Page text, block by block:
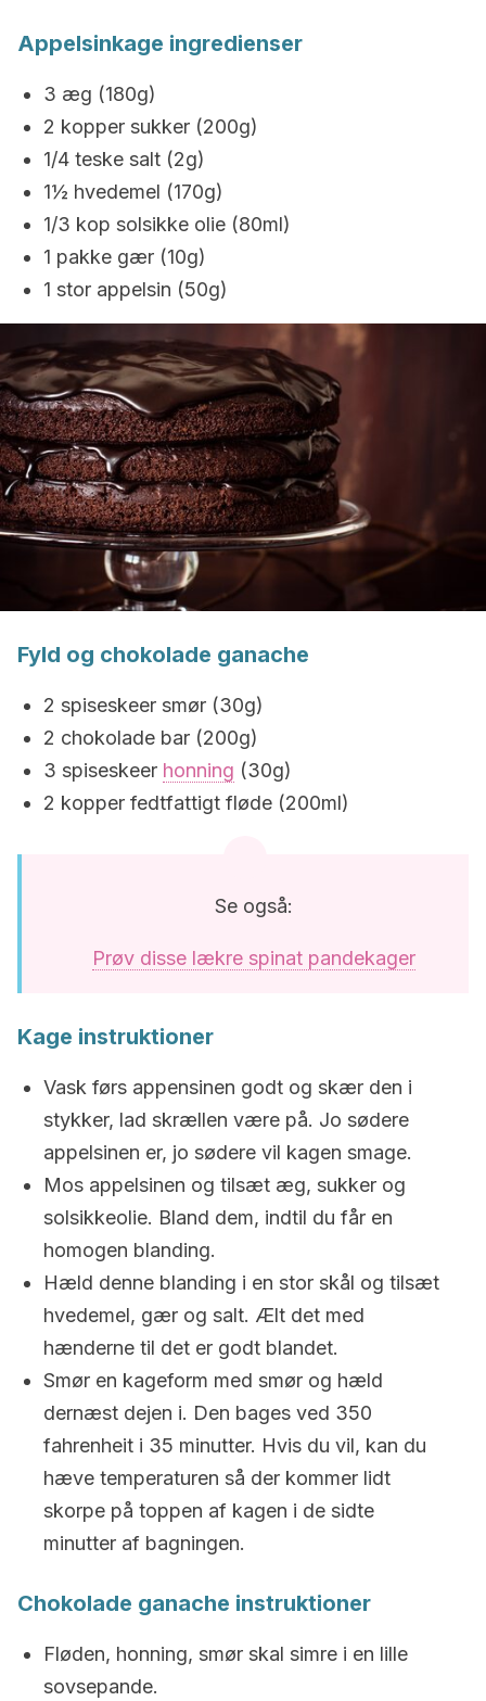
Appelsinkage ingredienser
3 æg (180g)
2 kopper sukker (200g)
1/4 teske salt (2g)
1½ hvedemel (170g)
1/3 kop solsikke olie (80ml)
1 pakke gær (10g)
1 stor appelsin (50g)
Fyld og chokolade ganache
2 spiseskeer smør (30g)
2 chokolade bar (200g)
3 spiseskeer honning (30g)
2 kopper fedtfattigt fløde (200ml)
Se også:
Prøv disse lækre spinat pandekager
Kage instruktioner
Vask førs appensinen godt og skær den i
stykker, lad skrællen være på. Jo sødere
appelsinen er, jo sødere vil kagen smage.
Mos appelsinen og tilsæt æg, sukker og
solsikkeolie. Bland dem, indtil du får en
homogen blanding.
Hæld denne blanding i en stor skål og tilsæt
hvedemel, gær og salt. Ælt det med
hænderne til det er godt blandet.
Smør en kageform med smør og hæld
dernæst dejen i. Den bages ved 350
fahrenheit i 35 minutter. Hvis du vil, kan du
hæve temperaturen så der kommer lidt
skorpe på toppen af kagen i de sidte
minutter af bagningen.
Chokolade ganache instruktioner
Fløden, honning, smør skal simre i en lille
sovsepande.